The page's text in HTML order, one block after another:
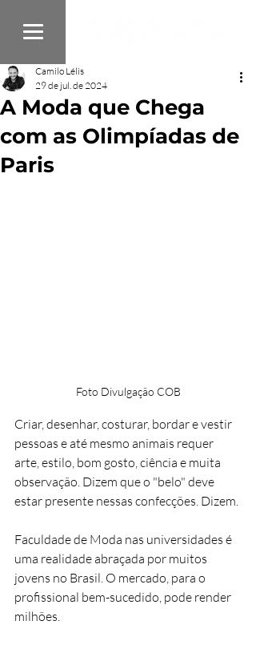
A Moda que Chega
com as Olimpíadas de
Paris
Camilo Lélis
29 de jul. de 2024
Foto Divulgação COB
Criar, desenhar, costurar, bordar e vestir
pessoas e até mesmo animais requer
arte, estilo, bom gosto, ciência e muita
observação. Dizem que o "belo" deve
estar presente nessas confecções. Dizem.
Faculdade de Moda nas universidades é
uma realidade abraçada por muitos
jovens no Brasil. O mercado, para o
profissional bem-sucedido, pode render
milhões.